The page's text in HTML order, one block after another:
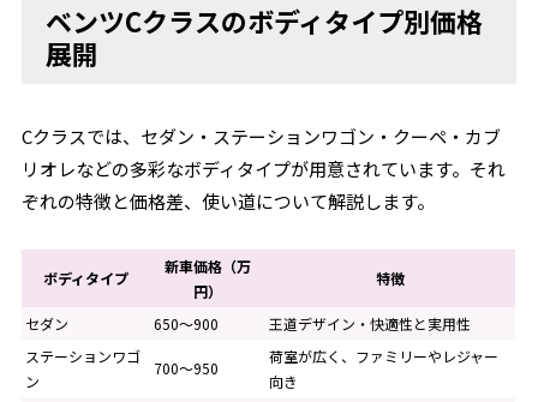
ベンツCクラスのボディタイプ別価格
展開
Cクラスでは、セダン・ステーションワゴン・クーペ・カブ
リオレなどの多彩なボディタイプが用意されています。それ
ぞれの特徴と価格差、使い道について解説します。
ボディタイプ
新車価格（万
円）
特徴
セダン 650〜900
王道デザイン・快適性と実用性
ステーションワゴ
ン
700〜950
荷室が広く、ファミリーやレジャー
向き